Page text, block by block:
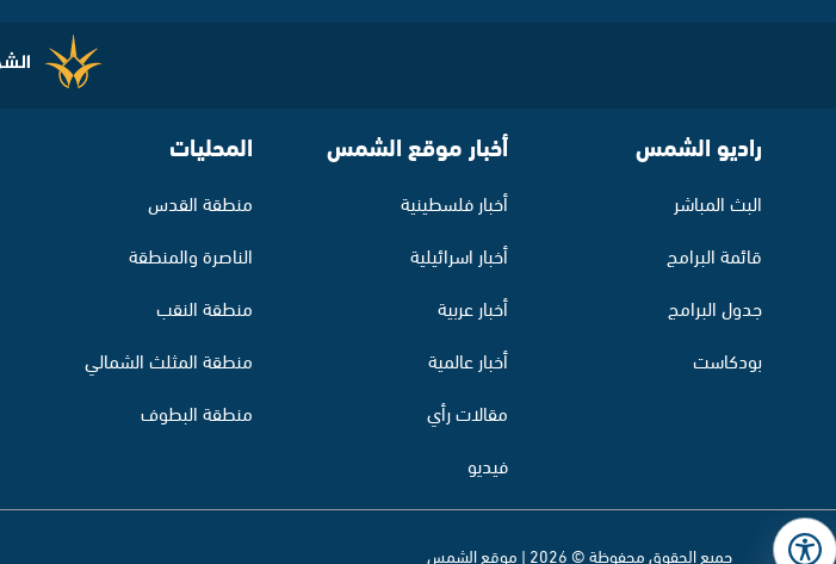
راديو الشمس
البث المباشر
قائمة البرامج
جدول البرامج
بودكاست
أخبار موقع الشمس
أخبار فلسطينية
أخبار اسرائيلية
أخبار عربية
أخبار عالمية
مقالات رأي
فيديو
المحليات
منطقة القدس
الناصرة والمنطقة
منطقة النقب
منطقة المثلث الشمالي
منطقة البطوف
جميع الحقوق محفوظة © 2026 | موقع الشمس